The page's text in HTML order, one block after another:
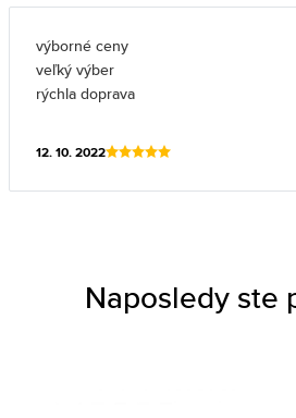
výborné ceny
veľký výber
rýchla doprava
12. 10. 2022
Naposledy ste